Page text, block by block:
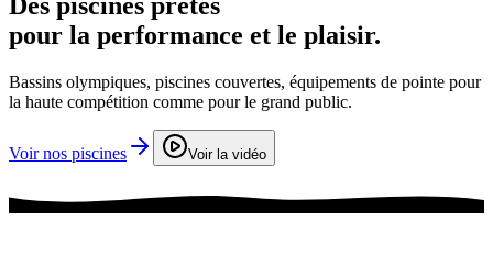
pour la performance et le plaisir.
Bassins olympiques, piscines couvertes, équipements de pointe pour
la haute compétition comme pour le grand public.
Voir nos piscines Voir la vidéo